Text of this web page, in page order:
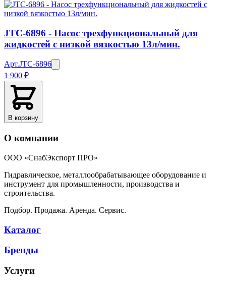
JTC-6896 - Насос трехфункциональный для
жидкостей с низкой вязкостью 13л/мин.
Арт.JTC-6896
1 900 ₽
В корзину
О компании
ООО «СнабЭкспорт ПРО»
Гидравлическое, металлообрабатывающее оборудование и
инструмент для промышленности, производства и
строительства.
Подбор. Продажа. Аренда. Сервис.
Каталог
Бренды
Услуги